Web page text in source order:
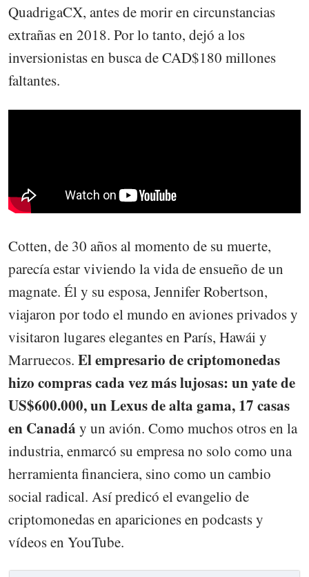
QuadrigaCX, antes de morir en circunstancias
extrañas en 2018. Por lo tanto, dejó a los
inversionistas en busca de CAD$180 millones
faltantes.
Cotten, de 30 años al momento de su muerte,
parecía estar viviendo la vida de ensueño de un
magnate. Él y su esposa, Jennifer Robertson,
viajaron por todo el mundo en aviones privados y
visitaron lugares elegantes en París, Hawái y
Marruecos. El empresario de criptomonedas
hizo compras cada vez más lujosas: un yate de
US$600.000, un Lexus de alta gama, 17 casas
en Canadá y un avión. Como muchos otros en la
industria, enmarcó su empresa no solo como una
herramienta financiera, sino como un cambio
social radical. Así predicó el evangelio de
criptomonedas en apariciones en podcasts y
vídeos en YouTube.